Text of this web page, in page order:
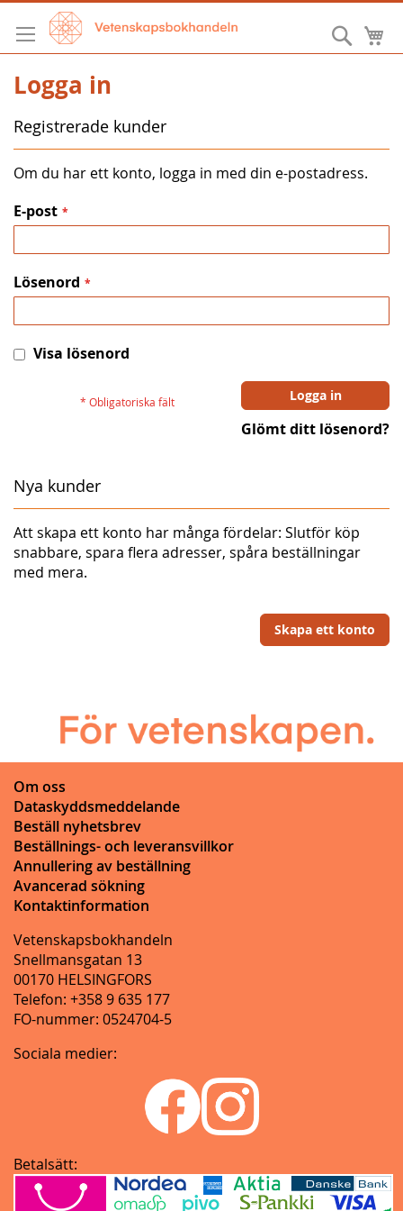
Hoppa
till
innehållet
Sök
Logga in
Registrerade kunder
Om du har ett konto, logga in med din e-postadress.
E-post
Lösenord
Visa lösenord
Logga in
Glömt ditt lösenord?
Nya kunder
Att skapa ett konto har många fördelar: Slutför köp
snabbare, spara flera adresser, spåra beställningar
med mera.
Skapa ett konto
Om oss
Dataskyddsmeddelande
Beställ nyhetsbrev
Beställnings- och leveransvillkor
Annullering av beställning
Avancerad sökning
Kontaktinformation
Vetenskapsbokhandeln
Snellmansgatan 13
00170 HELSINGFORS
Telefon: +358 9 635 177
FO-nummer: 0524704-5
Sociala medier:
Betalsätt: